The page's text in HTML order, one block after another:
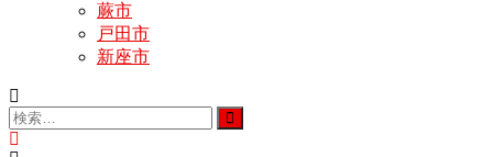
蕨市
戸田市
新座市